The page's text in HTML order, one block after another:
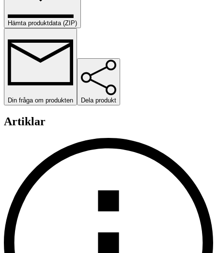
Hämta produktdata (ZIP)
Din fråga om produkten Dela produkt
Artiklar